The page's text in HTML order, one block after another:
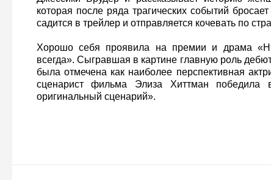
которая после ряда трагических событий
садится в трейлер и отправляется кочевать по
Хорошо себя проявила на премии и драма
всегда». Сыгравшая в картине главную роль
была отмечена как наиболее перспективная
сценарист фильма Элиза Хиттман победила
оригинальный сценарий».